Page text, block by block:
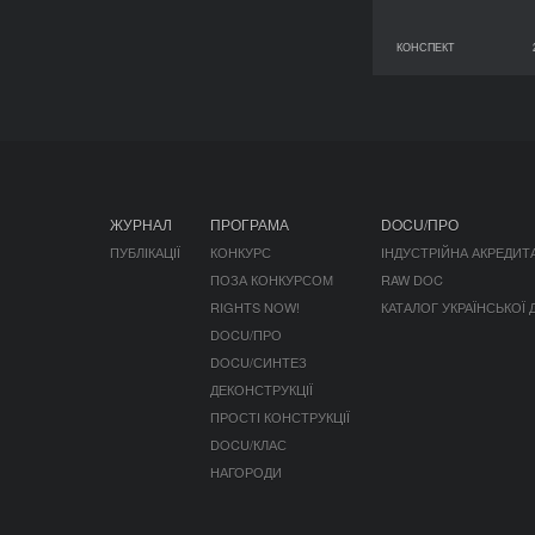
КОНСПЕКТ
29 червня 2026
ЖУРНАЛ
ПУБЛІКАЦІЇ
ПРОГРАМА
КОНКУРС
ПОЗА КОНКУРСОМ
RIGHTS NOW!
DOCU/ПРО
DOCU/СИНТЕЗ
ДЕКОНСТРУКЦІЇ
ПРОСТІ КОНСТРУКЦІЇ
DOCU/КЛАС
НАГОРОДИ
DOCU/ПРО
ІНДУСТРІЙНА
RAW DOC
КАТАЛОГ